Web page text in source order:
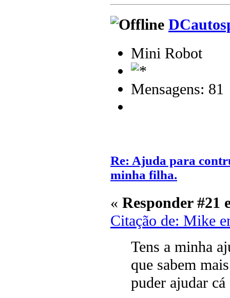
Mini Robot
Mensagens: 81
Re: Ajuda para
minha filha.
« Responder #21
Citação de: Mike
Tens a minha
que sabem
puder ajudar cá